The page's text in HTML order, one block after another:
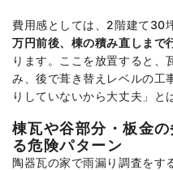
費用感としては、2階建て30
万円前後、棟の積み直しまで
ります。ここを放置すると、
み、後で葺き替えレベルの工
りしていないから大丈夫」と
棟瓦や谷部分・板金
る危険パターン
陶器瓦の家で雨漏り調査をす